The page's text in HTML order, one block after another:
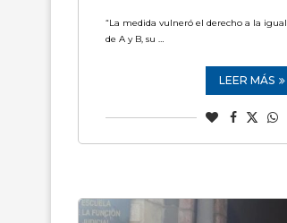
“La medida vulneró el derecho a la
de A y B, su …
LEER MÁS